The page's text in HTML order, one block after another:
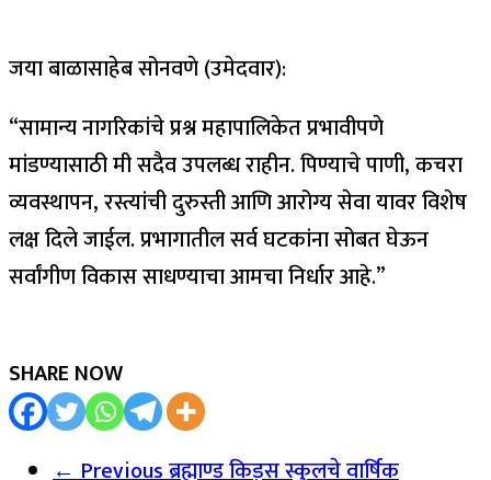
जया बाळासाहेब सोनवणे (उमेदवार):
“सामान्य नागरिकांचे प्रश्न महापालिकेत प्रभावीपणे
मांडण्यासाठी मी सदैव उपलब्ध राहीन. पिण्याचे पाणी, कचरा
व्यवस्थापन, रस्त्यांची दुरुस्ती आणि आरोग्य सेवा यावर विशेष
लक्ष दिले जाईल. प्रभागातील सर्व घटकांना सोबत घेऊन
सर्वांगीण विकास साधण्याचा आमचा निर्धार आहे.”
SHARE NOW
← Previousब्रह्माण्ड किड्स स्कुलचे वार्षिक